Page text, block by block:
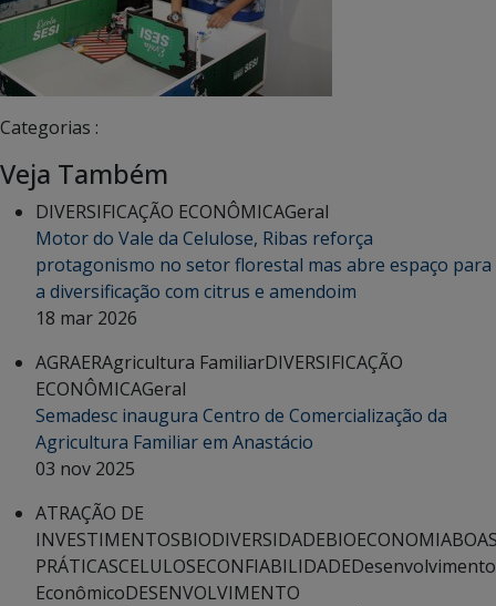
Categorias :
Veja Também
DIVERSIFICAÇÃO ECONÔMICAGeral
Motor do Vale da Celulose, Ribas reforça
protagonismo no setor florestal mas abre espaço para
a diversificação com citrus e amendoim
18 mar 2026
AGRAERAgricultura FamiliarDIVERSIFICAÇÃO
ECONÔMICAGeral
Semadesc inaugura Centro de Comercialização da
Agricultura Familiar em Anastácio
03 nov 2025
ATRAÇÃO DE
INVESTIMENTOSBIODIVERSIDADEBIOECONOMIA
PRÁTICASCELULOSECONFIABILIDADEDesenvolvimento
EconômicoDESENVOLVIMENTO